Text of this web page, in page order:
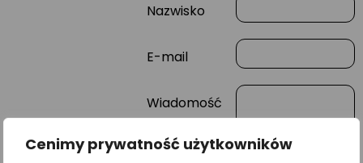
Cenimy prywatność użytkowników
Nazwisko
E-mail
Wiadomość